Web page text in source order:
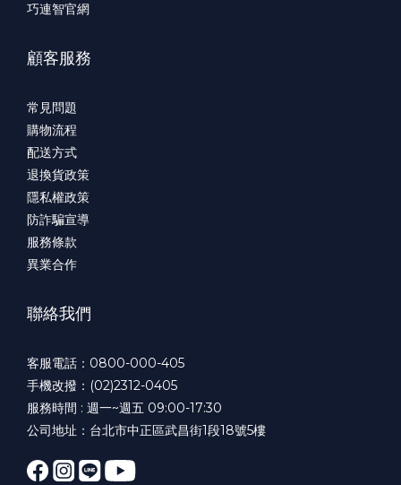
巧連智官網
顧客服務
常見問題
購物流程
配送方式
退換貨政策
隱私權政策
防詐騙宣導
服務條款
異業合作
聯絡我們
客服電話：0800-000-405
手機改撥：(02)2312-0405
服務時間 : 週一~週五 09:00-17:30
公司地址：台北市中正區武昌街1段18號5樓